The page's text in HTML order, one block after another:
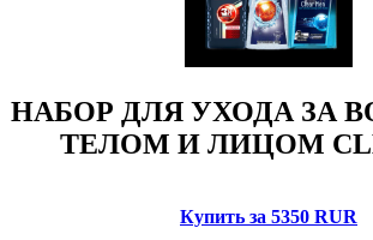
НАБОР ДЛЯ УХОДА ЗА
ТЕЛОМ И ЛИЦОМ
Купить за 5350 RUR